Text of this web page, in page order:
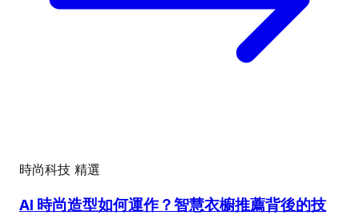
時尚科技 精選
AI 時尚造型如何運作？智慧衣櫥推薦背後的技